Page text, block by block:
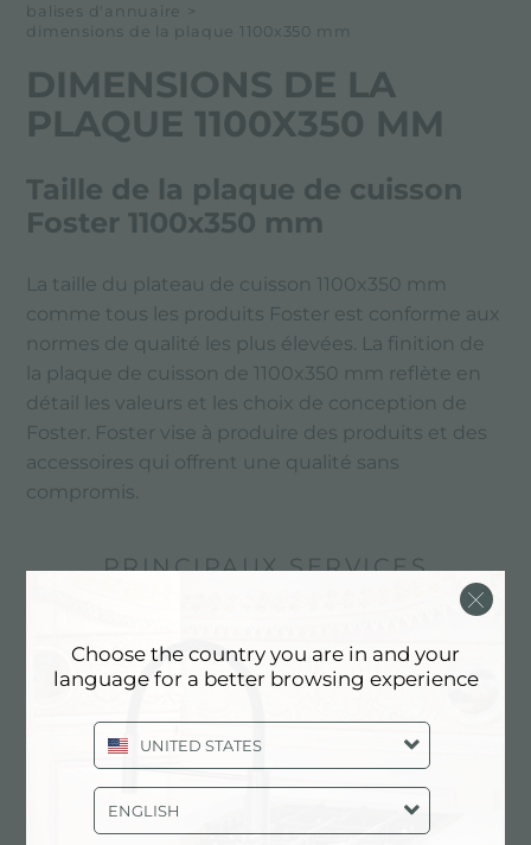
balises d'annuaire
>
dimensions de la plaque 1100x350 mm
DIMENSIONS DE LA
PLAQUE 1100X350 MM
Taille de la plaque de cuisson
Foster 1100x350 mm
La taille du plateau de cuisson 1100x350 mm
comme tous les produits Foster est conforme aux
normes de qualité les plus élevées. La finition de
la plaque de cuisson de 1100x350 mm reflète en
détail les valeurs et les choix de conception de
Foster. Foster vise à produire des produits et des
accessoires qui offrent une qualité sans
compromis.
PRINCIPAUX SERVICES
Choose the country you are in and your
language for a better browsing experience
UNITED STATES
ENGLISH